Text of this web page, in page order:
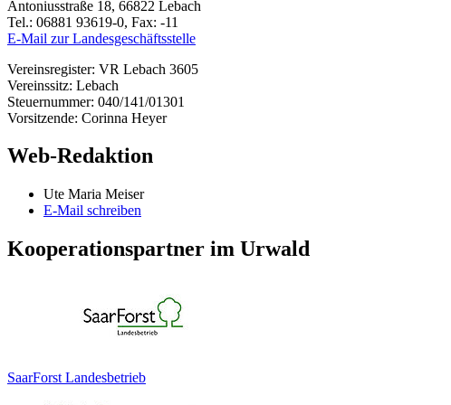
Antoniusstraße 18, 66822 Lebach
Tel.: 06881 93619-0, Fax: -11
E-Mail zur Landesgeschäftsstelle
Vereinsregister: VR Lebach 3605
Vereinssitz: Lebach
Steuernummer: 040/141/01301
Vorsitzende: Corinna Heyer
Web-Redaktion
Ute Maria Meiser
E-Mail schreiben
Kooperationspartner im Urwald
SaarForst Landesbetrieb